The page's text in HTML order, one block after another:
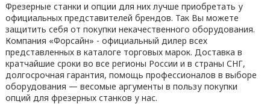
Фрезерные станки и опции для них лучше приобретать у
официальных представителей брендов. Так Вы можете
защитить себя от покупки некачественного оборудования.
Компания «Форсайн» - официальный дилер всех
представленных в каталоге торговых марок. Доставка в
кратчайшие сроки во все регионы России и в страны СНГ,
долгосрочная гарантия, помощь профессионалов в выборе
оборудования — весомые аргументы в пользу покупки
опций для фрезерных станков у нас.